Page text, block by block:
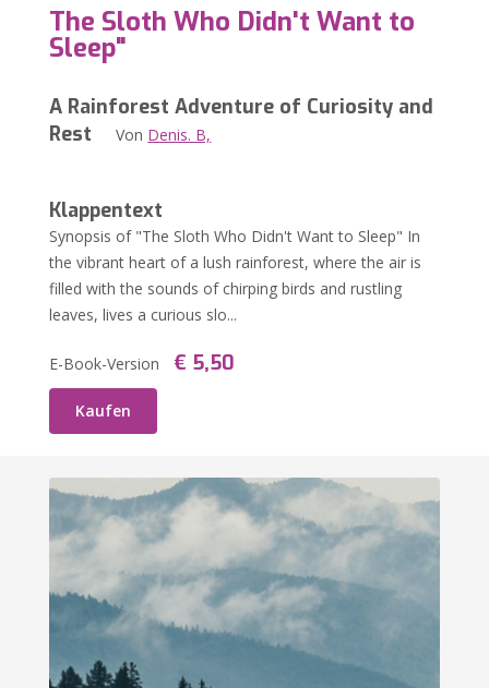
The Sloth Who Didn't Want to
Sleep"
A Rainforest Adventure of Curiosity and
Rest Von Denis. B,
Klappentext
Synopsis of "The Sloth Who Didn't Want to Sleep" In
the vibrant heart of a lush rainforest, where the air is
filled with the sounds of chirping birds and rustling
leaves, lives a curious slo...
E-Book-Version € 5,50
Kaufen